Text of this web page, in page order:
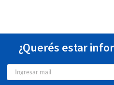
¿Querés estar